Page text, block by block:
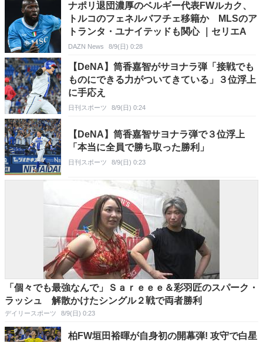
ナポリ退団濃厚のベルギー代表FWルカク、
トルコのフェネルバフチェ移籍か MLSのア
トランタ・ユナイテッドも関心 ｜セリエA
DAZN News 8/9(日) 0:28
【DeNA】筒香嘉智がサヨナラ弾「接戦でも
ものにできる力がついてきている」３位浮上
に手応え
日刊スポーツ 8/9(日) 0:24
【DeNA】筒香嘉智サヨナラ弾で３位浮上
「本当に全員で勝ち取った勝利」
日刊スポーツ 8/9(日) 0:23
「個々でも最強なんで」Ｓａｒｅｅｅ＆彩羽匠のスパーク・
ラッシュ 解散かけたシングル２戦で両者勝利
デイリースポーツ 8/9(日) 0:23
柏FW垣田裕暉が自身初の開幕弾! 攻守で白星